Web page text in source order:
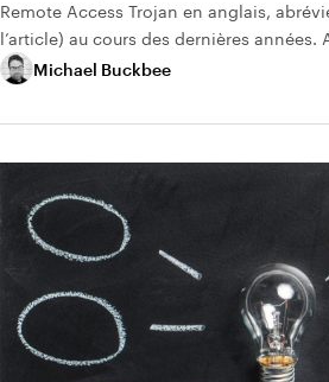
Remote Access Trojan en anglais,
l’article) au cours des dernières années.
Michael Buckbee